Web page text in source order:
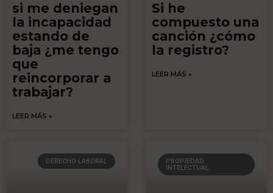
si me deniegan
la incapacidad
estando de
baja ¿me tengo
que
reincorporar a
trabajar?
LEER MÁS »
Si he
compuesto una
canción ¿cómo
la registro?
LEER MÁS »
DERECHO LABORAL
PROPIEDAD
INTELECTUAL